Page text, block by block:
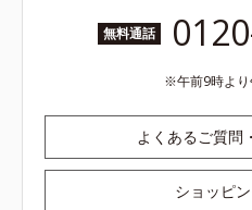
無料通話
午前9時よ
よくあるご質問
ショッピ